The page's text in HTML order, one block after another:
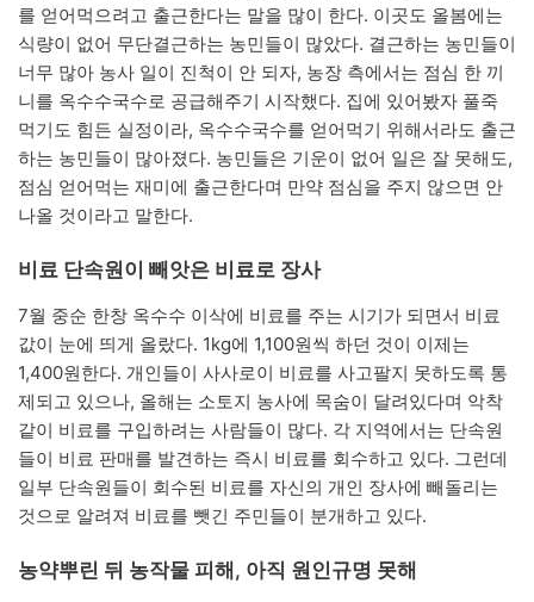
를 얻어먹으려고 출근한다는 말을 많이 한다. 이곳도 올봄에는
식량이 없어 무단결근하는 농민들이 많았다. 결근하는 농민들이
너무 많아 농사 일이 진척이 안 되자, 농장 측에서는 점심 한 끼
니를 옥수수국수로 공급해주기 시작했다. 집에 있어봤자 풀죽
먹기도 힘든 실정이라, 옥수수국수를 얻어먹기 위해서라도 출근
하는 농민들이 많아졌다. 농민들은 기운이 없어 일은 잘 못해도,
점심 얻어먹는 재미에 출근한다며 만약 점심을 주지 않으면 안
나올 것이라고 말한다.
비료 단속원이 빼앗은 비료로 장사
7월 중순 한창 옥수수 이삭에 비료를 주는 시기가 되면서 비료
값이 눈에 띄게 올랐다. 1kg에 1,100원씩 하던 것이 이제는
1,400원한다. 개인들이 사사로이 비료를 사고팔지 못하도록 통
제되고 있으나, 올해는 소토지 농사에 목숨이 달려있다며 악착
같이 비료를 구입하려는 사람들이 많다. 각 지역에서는 단속원
들이 비료 판매를 발견하는 즉시 비료를 회수하고 있다. 그런데
일부 단속원들이 회수된 비료를 자신의 개인 장사에 빼돌리는
것으로 알려져 비료를 뺏긴 주민들이 분개하고 있다.
농약뿌린 뒤 농작물 피해, 아직 원인규명 못해